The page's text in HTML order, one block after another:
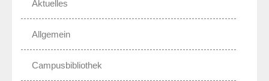
Aktuelles
Allgemein
Campusbibliothek